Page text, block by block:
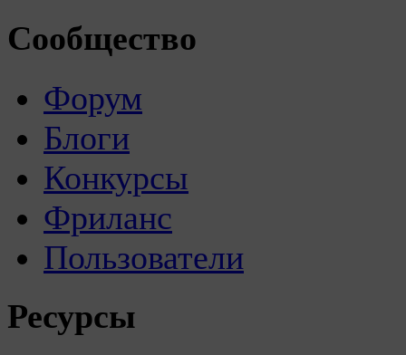
Сообщество
Форум
Блоги
Конкурсы
Фриланс
Пользователи
Ресурсы